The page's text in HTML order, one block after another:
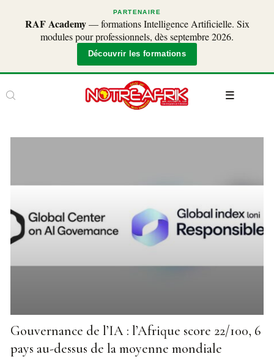
PARTENAIRE
RAF Academy— formations Intelligence Artificielle. Six
modules pour professionnels, dès septembre 2026.
Découvrir les formations
Gouvernance de l’IA : l’Afrique score 22/100, 6
pays au-dessus de la moyenne mondiale